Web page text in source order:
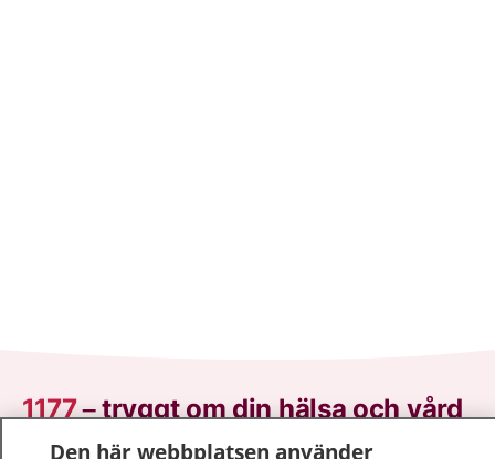
1177–tryggt om din hälsa och vård
Den här webbplatsen använder